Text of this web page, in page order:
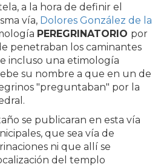
a la hora de definir el
vía, Dolores González de la
PEREGRINATORIO por
penetraban los caminantes
incluso una etimología
su nombre a que en un de
"preguntaban" por la
se publicaran en esta vía
que sea vía de
ni que allí se
del templo